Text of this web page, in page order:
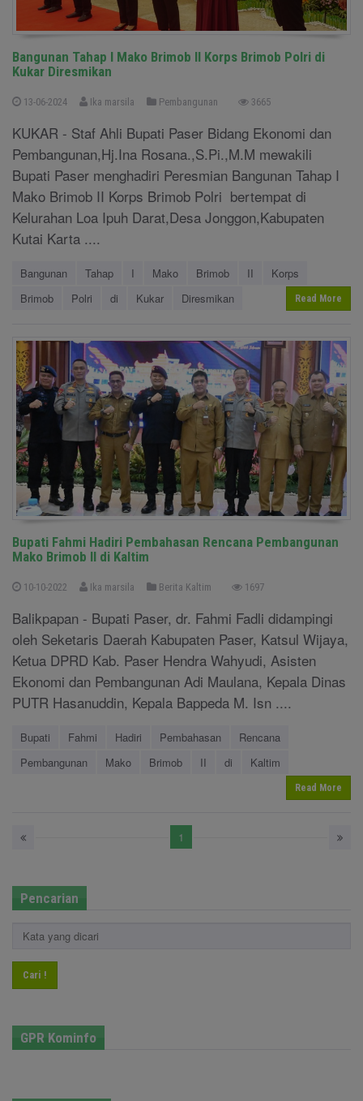
Bangunan Tahap I Mako Brimob II Korps Brimob Polri di
Kukar Diresmikan
13-06-2024 Ika marsila Pembangunan 3665
KUKAR - Staf Ahli Bupati Paser Bidang Ekonomi dan
Pembangunan,Hj.Ina Rosana.,S.Pi.,M.M mewakili
Bupati Paser menghadiri Peresmian Bangunan Tahap I
Mako Brimob II Korps Brimob Polri bertempat di
Kelurahan Loa Ipuh Darat,Desa Jonggon,Kabupaten
Kutai Karta ....
Bangunan Tahap I Mako Brimob II
Korps
Brimob
Polri di Kukar Diresmikan Read More
Bupati Fahmi Hadiri Pembahasan Rencana Pembangunan
Mako Brimob II di Kaltim
10-10-2022 Ika marsila Berita Kaltim 1697
Balikpapan - Bupati Paser, dr. Fahmi Fadli didampingi
oleh Seketaris Daerah Kabupaten Paser, Katsul Wijaya,
Ketua DPRD Kab. Paser Hendra Wahyudi, Asisten
Ekonomi dan Pembangunan Adi Maulana, Kepala Dinas
PUTR Hasanuddin, Kepala Bappeda M. Isn ....
Bupati Fahmi Hadiri Pembahasan
Rencana
Pembangunan
Mako Brimob II di Kaltim
Read More
1
Pencarian
Cari !
GPR Kominfo